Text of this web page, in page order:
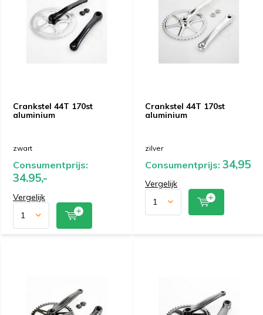
Crankstel 44T 170st
aluminium
zwart
Consumentprijs:
34.95,-
Vergelijk
Crankstel 44T 170st
aluminium
zilver
Consumentprijs: 34,95
Vergelijk